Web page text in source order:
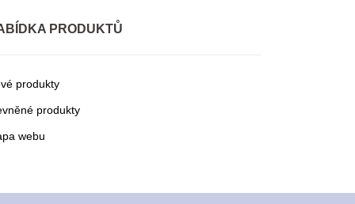
PRODUKTŮ
produkty
produkty
webu